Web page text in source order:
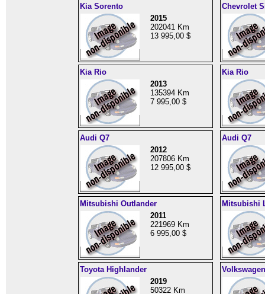
Kia Sorento
2015
202041 Km
13 995,00 $
Chevrolet
Kia Rio
2013
135394 Km
7 995,00 $
Kia Rio
Audi Q7
2012
207806 Km
12 995,00 $
Audi Q7
Mitsubishi Outlander
2011
221969 Km
6 995,00 $
Mitsubishi
Toyota Highlander
2019
50322 Km